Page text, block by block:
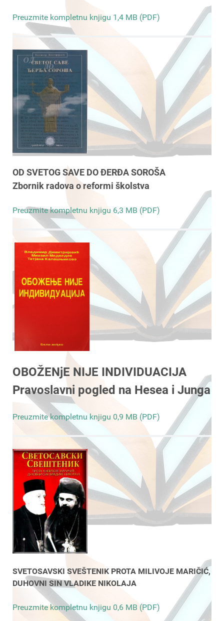
Preuzmite kompletnu knjigu 1,4 MB (PDF)
OD SVETOG SAVE DO ĐERĐA SOROŠA
Zbornik radova o reformi školstva
Preuzmite kompletnu knjigu 6,3 MB (PDF)
OBOŽENjE NIJE INDIVIDUACIJA
Pravoslavni pogled na Hesea i Junga
Preuzmite kompletnu knjigu 0,9 MB (PDF)
SVETOSAVSKI SVEŠTENIK PROTA MILIVOJE MARIČIĆ,
DUHOVNI SIN VLADIKE NIKOLAJA
Preuzmite kompletnu knjigu 0,6 MB (PDF)